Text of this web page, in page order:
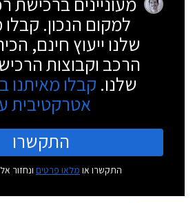
למקום הנכון.
שלנו ייעוץ חינם,
הרכב וקבוצות
שלנו. קבלו מאיתנו
אטרקטיבית
התקשרו
התקשרו או מלאו פרטים ונחזור